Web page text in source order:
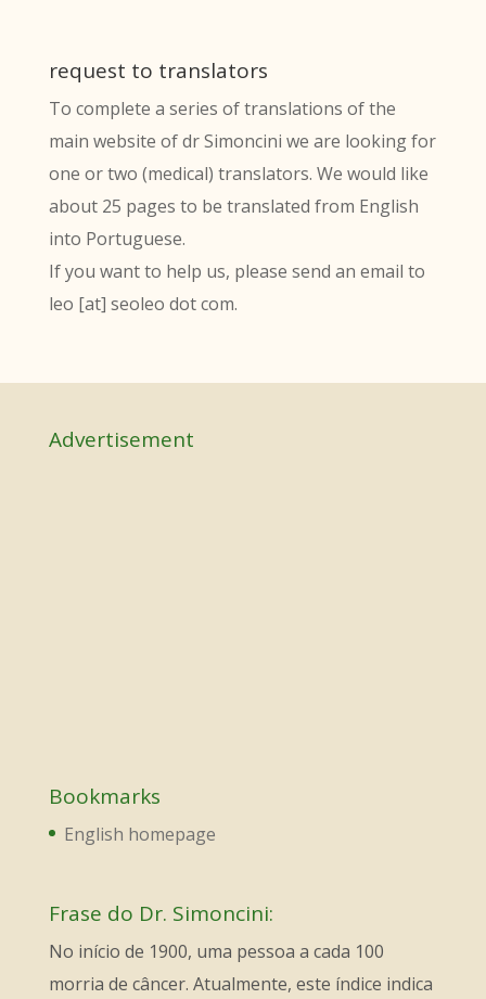
request to translators
To complete a series of translations of the
main website of dr Simoncini we are looking for
one or two (medical) translators. We would like
about 25 pages to be translated from English
into Portuguese.
If you want to help us, please send an email to
leo [at] seoleo dot com.
Advertisement
Bookmarks
English homepage
Frase do Dr. Simoncini:
No início de 1900, uma pessoa a cada 100
morria de câncer. Atualmente, este índice indica